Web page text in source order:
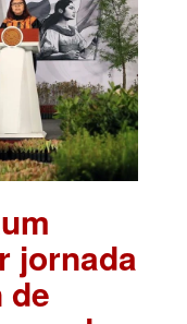
jornada
de